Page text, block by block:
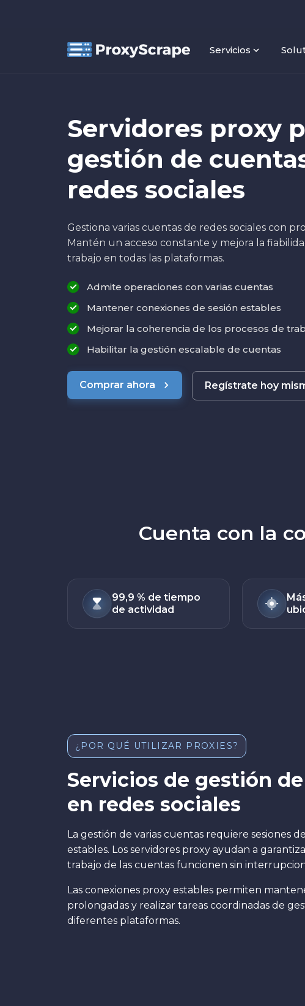
Servicios
Servidores proxy
gestión de
redes sociales
Gestiona varias cuentas de redes sociales con
Mantén un acceso constante y mejora la
trabajo en todas las plataformas.
Admite operaciones con varias cuentas
Mantener conexiones de sesión estables
Mejorar la coherencia de los procesos de
Habilitar la gestión escalable de cuentas
Comprar ahora Regístrate hoy
Cuenta con la
99,9 % de tiempo
de actividad
¿POR QUÉ UTILIZAR PROXIES?
Servicios de gestión
en redes sociales
La gestión de varias cuentas requiere sesiones
estables. Los servidores proxy ayudan a
trabajo de las cuentas funcionen sin
Las conexiones proxy estables permiten
prolongadas y realizar tareas coordinadas de
diferentes plataformas.